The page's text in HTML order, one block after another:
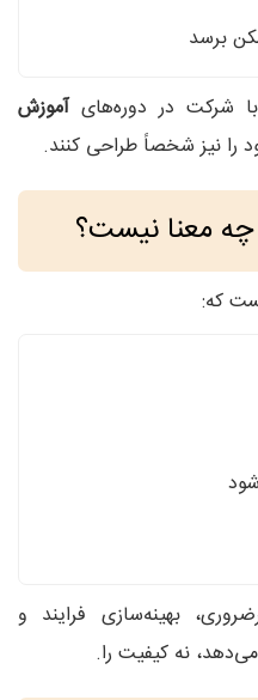
برسد
با شرکت در دوره‌هایآموزش
نیز شخصاً طراحی کنند.
معنا نیست؟
که:
بهینه‌سازی فرایند و
نه کیفیت را.